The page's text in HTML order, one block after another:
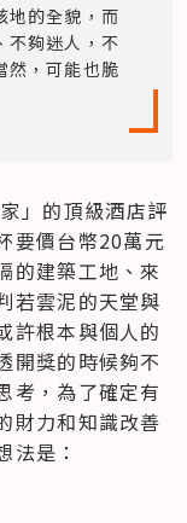
地的全貌，而
不夠迷人，不
然，可能也脆
」的頂級酒店評
要價台幣20萬元
的建築工地、來
若雲泥的天堂與
許根本與個人的
開獎的時候夠不
考，為了確定有
財力和知識改善
法是：